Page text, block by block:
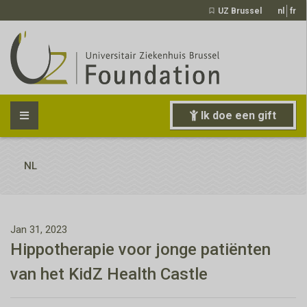
UZ Brussel nl fr
Ik doe een gift
NL
Jan 31, 2023
Hippotherapie voor jonge patiënten
van het KidZ Health Castle